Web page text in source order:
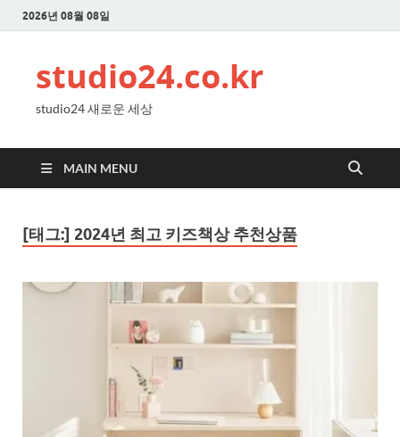
2026년 08월 08일
studio24.co.kr
studio24 새로운 세상
MAIN MENU
[태그:] 2024년 최고 키즈책상 추천상품